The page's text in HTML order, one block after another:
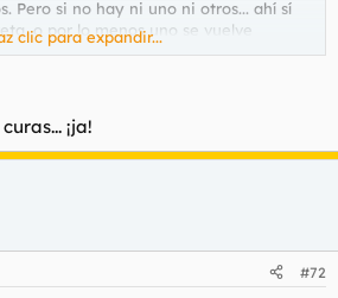
Pero si no hay ni uno ni otros... ahí sí
o por lo menos uno se vuelve
hostia de lo normal.
más orgasmos.
clic para expandir...
¡ja!
#72